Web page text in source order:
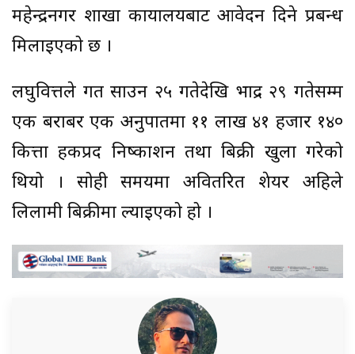
महेन्द्रनगर शाखा कार्यालयबाट आवेदन दिने प्रबन्ध
मिलाइएको छ ।
लघुवित्तले गत साउन २५ गतेदेखि भाद्र २९ गतेसम्म
एक बराबर एक अनुपातमा ११ लाख ४१ हजार १४०
कित्ता हकप्रद निष्काशन तथा बिक्री खुला गरेको
थियो । सोही समयमा अवितरित शेयर अहिले
लिलामी बिक्रीमा ल्याइएको हो ।